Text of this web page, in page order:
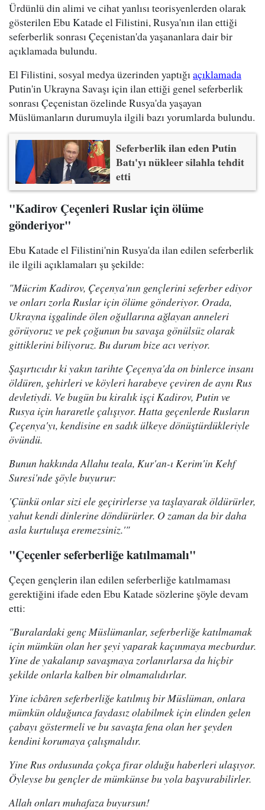
Ürdünlü din alimi ve cihat yanlısı teorisyenlerden olarak
gösterilen Ebu Katade el Filistini, Rusya'nın ilan ettiği
seferberlik sonrası Çeçenistan'da yaşananlara dair bir
açıklamada bulundu.
El Filistini, sosyal medya üzerinden yaptığıaçıklamada
Putin'in Ukrayna Savaşı için ilan ettiği genel seferberlik
sonrası Çeçenistan özelinde Rusya'da yaşayan
Müslümanların durumuyla ilgili bazı yorumlarda bulundu.
Seferberlik ilan eden Putin
Batı'yı nükleer silahla tehdit
etti
"Kadirov Çeçenleri Ruslar için ölüme
gönderiyor"
Ebu Katade el Filistini'nin Rusya'da ilan edilen seferberlik
ile ilgili açıklamaları şu şekilde:
"Mücrim Kadirov, Çeçenya'nın gençlerini seferber ediyor
ve onları zorla Ruslar için ölüme gönderiyor. Orada,
Ukrayna işgalinde ölen oğullarına ağlayan anneleri
görüyoruz ve pek çoğunun bu savaşa gönülsüz olarak
gittiklerini biliyoruz. Bu durum bize acı veriyor.
Şaşırtıcıdır ki yakın tarihte Çeçenya'da on binlerce insanı
öldüren, şehirleri ve köyleri harabeye çeviren de aynı Rus
devletiydi. Ve bugün bu kiralık işçi Kadirov, Putin ve
Rusya için hararetle çalışıyor. Hatta geçenlerde Rusların
Çeçenya'yı, kendisine en sadık ülkeye dönüştürdükleriyle
övündü.
Bunun hakkında Allahu teala, Kur'an-ı Kerim'in Kehf
Suresi'nde şöyle buyurur:
'Çünkü onlar sizi ele geçirirlerse ya taşlayarak öldürürler,
yahut kendi dinlerine döndürürler. O zaman da bir daha
asla kurtuluşa eremezsiniz.'"
"Çeçenler seferberliğe katılmamalı"
Çeçen gençlerin ilan edilen seferberliğe katılmaması
gerektiğini ifade eden Ebu Katade sözlerine şöyle devam
etti:
"Buralardaki genç Müslümanlar, seferberliğe katılmamak
için mümkün olan her şeyi yaparak kaçınmaya mecburdur.
Yine de yakalanıp savaşmaya zorlanırlarsa da hiçbir
şekilde onlarla kalben bir olmamalıdırlar.
Yine icbâren seferberliğe katılmış bir Müslüman, onlara
mümkün olduğunca faydasız olabilmek için elinden gelen
çabayı göstermeli ve bu savaşta fena olan her şeyden
kendini korumaya çalışmalıdır.
Yine Rus ordusunda çokça firar olduğu haberleri ulaşıyor.
Öyleyse bu gençler de mümkünse bu yola başvurabilirler.
Allah onları muhafaza buyursun!